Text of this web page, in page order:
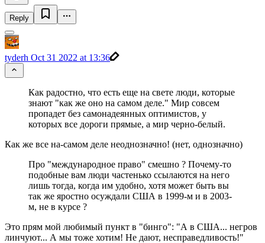
Reply
tyderh Oct 31 2022 at 13:36
Как радостно, что есть еще на свете люди, которые
знают "как же оно на самом деле." Мир совсем
пропадет без самонадеянных оптимистов, у
которых все дороги прямые, а мир черно-белый.
Как же все на-самом деле неоднозначно! (нет, однозначно)
Про "международное право" смешно ? Почему-то
подобные вам люди частенько ссылаются на него
лишь тогда, когда им удобно, хотя может быть вы
так же яростно осуждали США в 1999-м и в 2003-
м, не в курсе ?
Это прям мой любимый пункт в "бинго": "А в США... негров
линчуют... А мы тоже хотим! Не дают, несправедливость!"